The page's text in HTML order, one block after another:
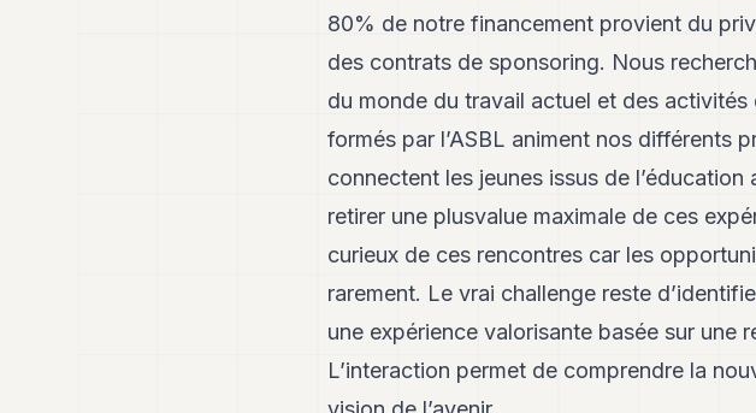
80% de notre financement provient du
des contrats de sponsoring. Nous
du monde du travail actuel et des
formés par l’ASBL animent nos différents
connectent les jeunes issus de
retirer une plusvalue maximale de ces
curieux de ces rencontres car les
rarement. Le vrai challenge reste
une expérience valorisante basée sur une
L’interaction permet de comprendre la